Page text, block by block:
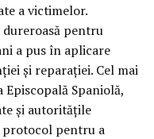
a victimelor.
pentru
a pus în aplicare
și reparației. Cel mai
Spaniolă,
și autoritățile
protocol pentru a